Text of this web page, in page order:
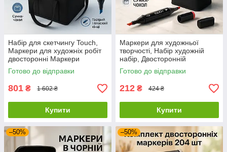
Набір для скетчингу Touch,
Маркери для художніх робіт
двосторонні Маркери
творчості малювання IV-40
Готово до відправки
801 ₴ 1 602 ₴
Купити
Маркери для художньої
творчості, Набір художній
набір, Двосторонній
фломастер-маркер LR-79
Готово до відправки
212 ₴ 424 ₴
Купити
–50% –50%